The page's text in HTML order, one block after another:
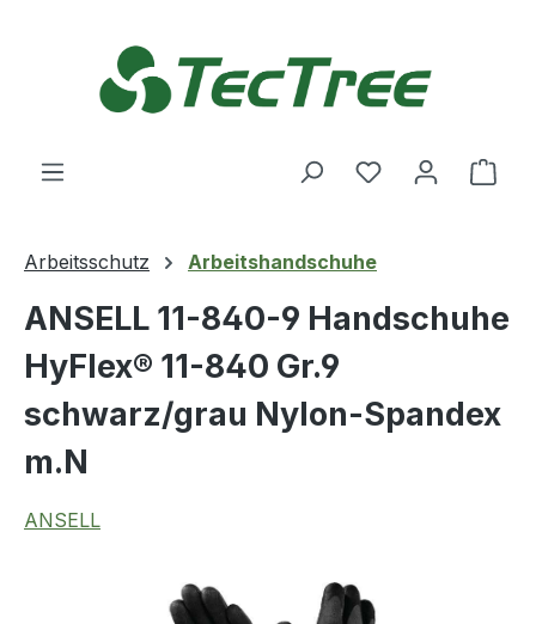
Du hast 0
Arbeitsschutz Arbeitshandschuhe
ANSELL 11-840-9 Handschuhe
HyFlex® 11-840 Gr.9
schwarz/grau Nylon-Spandex
m.N
ANSELL
Bildergalerie überspringen